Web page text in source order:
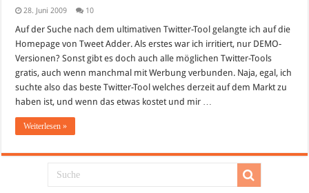
28. Juni 2009 10
Auf der Suche nach dem ultimativen Twitter-Tool gelangte ich auf die
Homepage von Tweet Adder. Als erstes war ich irritiert, nur DEMO-
Versionen? Sonst gibt es doch auch alle möglichen Twitter-Tools
gratis, auch wenn manchmal mit Werbung verbunden. Naja, egal, ich
suchte also das beste Twitter-Tool welches derzeit auf dem Markt zu
haben ist, und wenn das etwas kostet und mir …
Weiterlesen »